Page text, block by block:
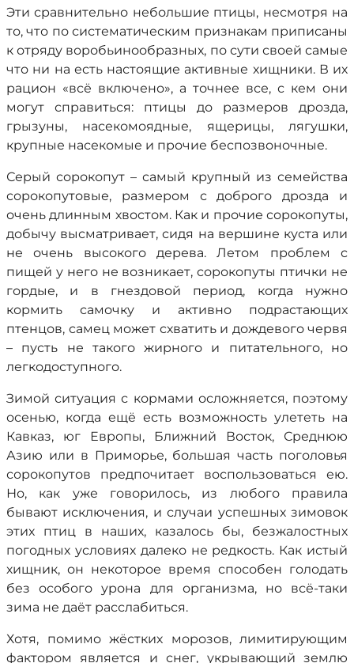
Эти сравнительно небольшие птицы, несмотря на
то, что по систематическим признакам приписаны
к отряду воробьинообразных, по сути своей самые
что ни на есть настоящие активные хищники. В их
рацион «всё включено», а точнее все, с кем они
могут справиться: птицы до размеров дрозда,
грызуны, насекомоядные, ящерицы, лягушки,
крупные насекомые и прочие беспозвоночные.
Серый сорокопут – самый крупный из семейства
сорокопутовые, размером с доброго дрозда и
очень длинным хвостом. Как и прочие сорокопуты,
добычу высматривает, сидя на вершине куста или
не очень высокого дерева. Летом проблем с
пищей у него не возникает, сорокопуты птички не
гордые, и в гнездовой период, когда нужно
кормить самочку и активно подрастающих
птенцов, самец может схватить и дождевого червя
– пусть не такого жирного и питательного, но
легкодоступного.
Зимой ситуация с кормами осложняется, поэтому
осенью, когда ещё есть возможность улететь на
Кавказ, юг Европы, Ближний Восток, Среднюю
Азию или в Приморье, большая часть поголовья
сорокопутов предпочитает воспользоваться ею.
Но, как уже говорилось, из любого правила
бывают исключения, и случаи успешных зимовок
этих птиц в наших, казалось бы, безжалостных
погодных условиях далеко не редкость. Как истый
хищник, он некоторое время способен голодать
без особого урона для организма, но всё-таки
зима не даёт расслабиться.
Хотя, помимо жёстких морозов, лимитирующим
фактором является и снег, укрывающий землю